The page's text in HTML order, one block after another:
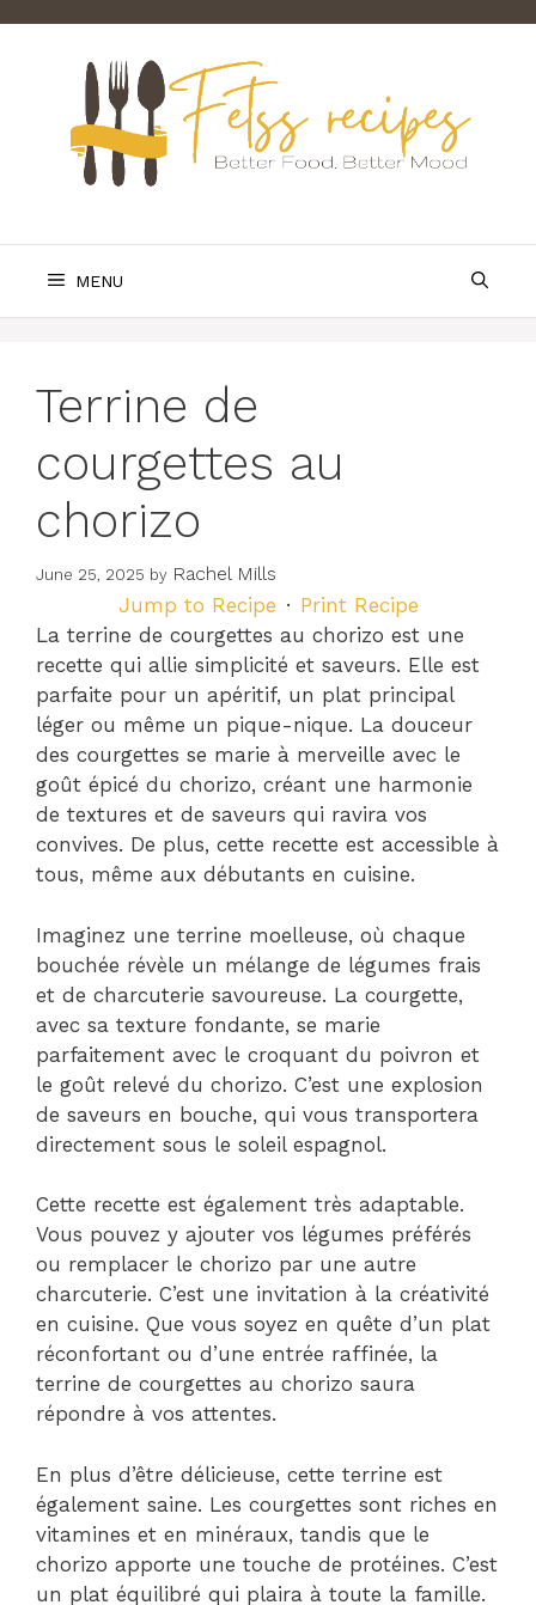
MENU
Terrine de
courgettes au
chorizo
June 25, 2025 by Rachel Mills
Jump to Recipe · Print Recipe
La terrine de courgettes au chorizo est une
recette qui allie simplicité et saveurs. Elle est
parfaite pour un apéritif, un plat principal
léger ou même un pique-nique. La douceur
des courgettes se marie à merveille avec le
goût épicé du chorizo, créant une harmonie
de textures et de saveurs qui ravira vos
convives. De plus, cette recette est accessible à
tous, même aux débutants en cuisine.
Imaginez une terrine moelleuse, où chaque
bouchée révèle un mélange de légumes frais
et de charcuterie savoureuse. La courgette,
avec sa texture fondante, se marie
parfaitement avec le croquant du poivron et
le goût relevé du chorizo. C’est une explosion
de saveurs en bouche, qui vous transportera
directement sous le soleil espagnol.
Cette recette est également très adaptable.
Vous pouvez y ajouter vos légumes préférés
ou remplacer le chorizo par une autre
charcuterie. C’est une invitation à la créativité
en cuisine. Que vous soyez en quête d’un plat
réconfortant ou d’une entrée raffinée, la
terrine de courgettes au chorizo saura
répondre à vos attentes.
En plus d’être délicieuse, cette terrine est
également saine. Les courgettes sont riches en
vitamines et en minéraux, tandis que le
chorizo apporte une touche de protéines. C’est
un plat équilibré qui plaira à toute la famille.